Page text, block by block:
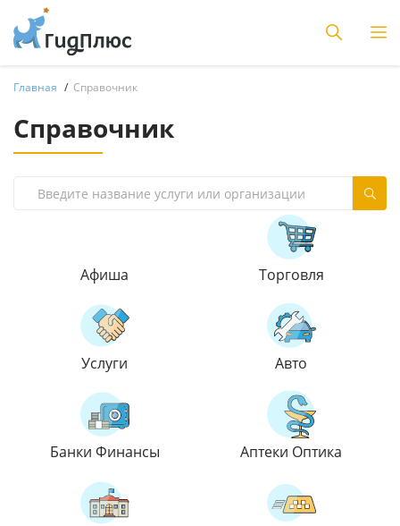
Главная Справочник
Справочник
Афиша Торговля
Услуги Авто
Банки Финансы Аптеки Оптика